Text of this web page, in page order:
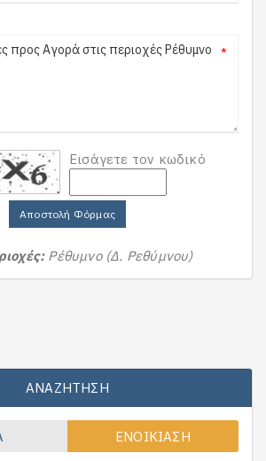
*
Εισάγετε τον κωδικό
Αποστολή Φόρμας
Ρέθυμνο (Δ. Ρεθύμνου)
ΑΝΑΖΉΤΗΣΗ
ΕΝΟΙΚΊΑΣΗ